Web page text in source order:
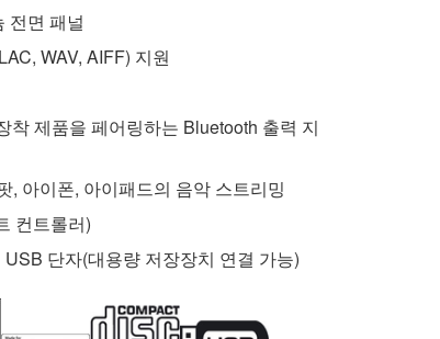
전면 패널
WAV, AIFF) 지원
착 제품을 페어링하는 Bluetooth 출력 지
, 아이폰, 아이패드의 음악 스트리밍
컨트롤러)
단자(대용량 저장장치 연결 가능)